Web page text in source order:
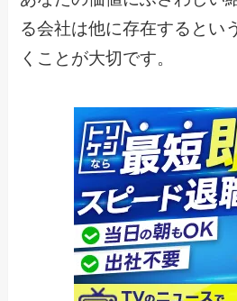
る会社は他に存在するとい
くことが大切です。